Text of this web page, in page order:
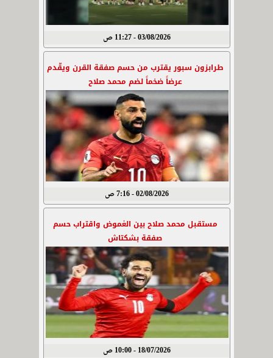
03/08/2026 - 11:27 ص
طرابزون سبور يقترب من حسم صفقة القرن ويقّدم
عرضاً ضخماً لضم محمد صلاح
02/08/2026 - 7:16 ص
مستقبل محمد صلاح بين الغموض واقتراب حسم
صفقة بشكتاش
18/07/2026 - 10:00 ص